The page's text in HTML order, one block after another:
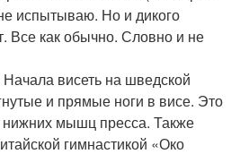
испытываю. Но и дикого
Все как обычно. Словно и не
висеть на шведской
и прямые ноги в висе. Это
нижних мышц пресса. Также
гимнастикой «Око